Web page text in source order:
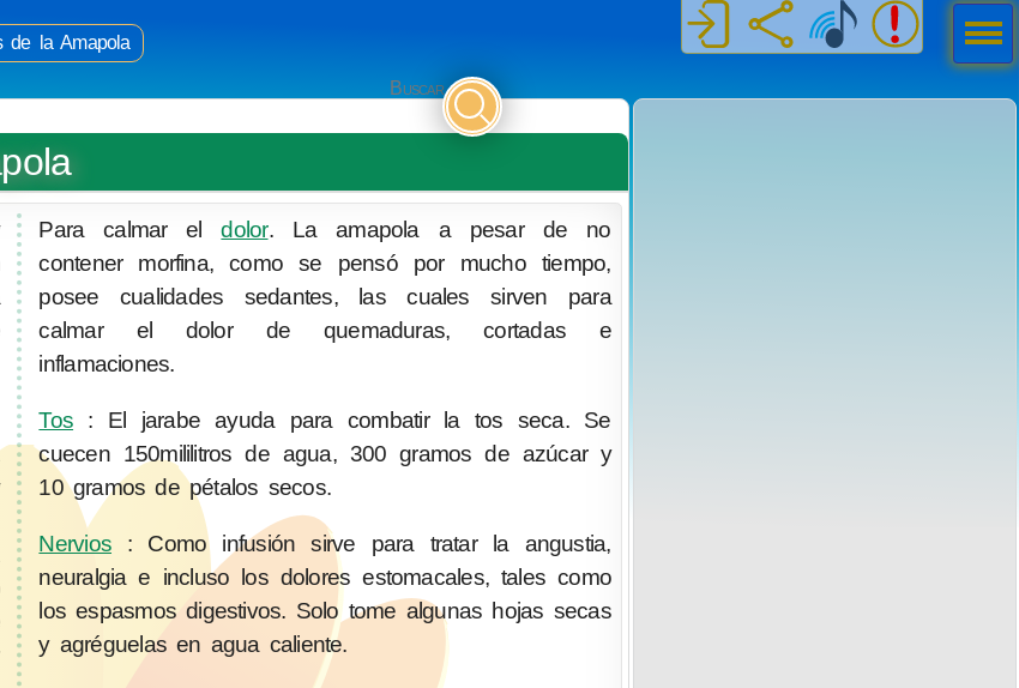
de la Amapola
Buscar
Para calmar eldolor. La amapola a pesar de no
contener morfina, como se pensó por mucho tiempo,
posee cualidades sedantes, las cuales sirven para
calmar el dolor de quemaduras, cortadas e
inflamaciones.
Tos
: El jarabe ayuda para combatir la tos seca. Se
cuecen 150mililitros de agua, 300 gramos de azúcar y
10 gramos de pétalos secos.
Nervios
: Como infusión sirve para tratar la angustia,
neuralgia e incluso los dolores estomacales, tales como
los espasmos digestivos. Solo tome algunas hojas secas
y agréguelas en agua caliente.
Men
ú